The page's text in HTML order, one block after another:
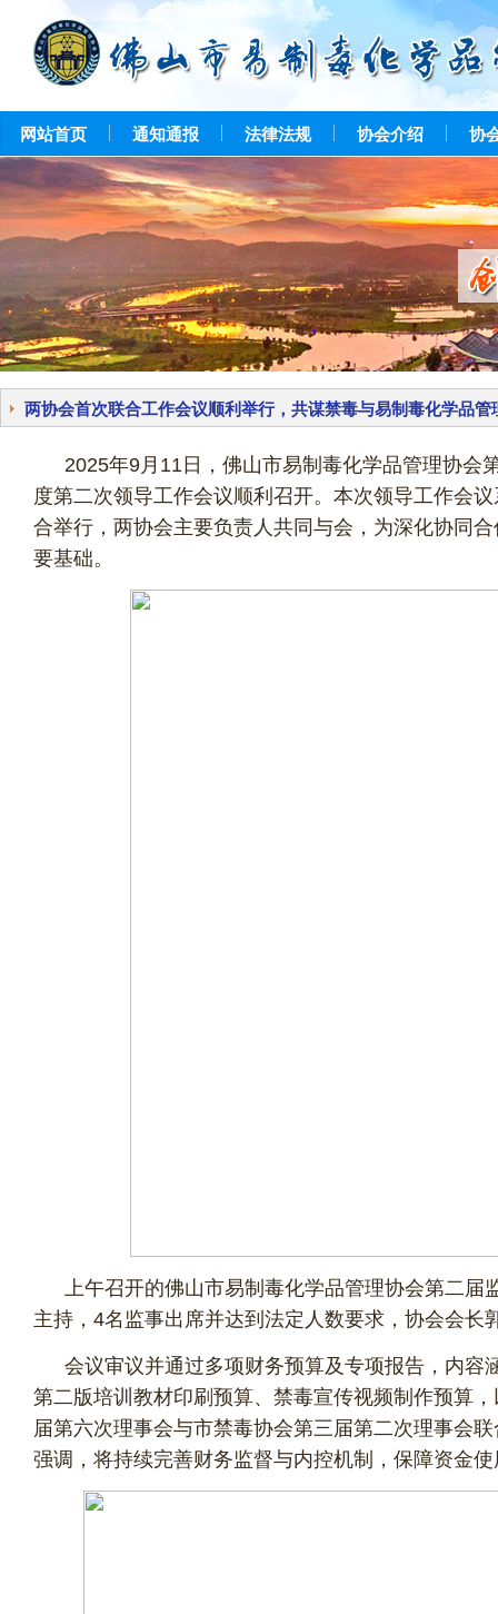
网站首页 通知通报 法律法规 协会介绍 协
两协会首次联合工作会议顺利举行，共谋禁毒与易制毒化学品管
2025年9月11日，佛山市易制毒化学品管理协会
度第二次领导工作会议顺利召开。本次领导工作会
合举行，两协会主要负责人共同与会，为深化协同
要基础。
上午召开的佛山市易制毒化学品管理协会第二届
主持，4名监事出席并达到法定人数要求，协会会长
会议审议并通过多项财务预算及专项报告，内容
第二版培训教材印刷预算、禁毒宣传视频制作预算
届第六次理事会与市禁毒协会第三届第二次理事会
强调，将持续完善财务监督与内控机制，保障资金